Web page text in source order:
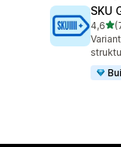
SKU
4,6
7